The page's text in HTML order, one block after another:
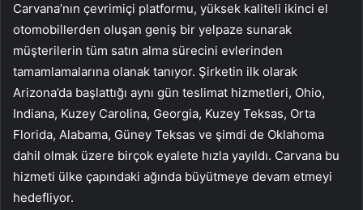
Carvana’nın çevrimiçi platformu, yüksek kaliteli ikinci el
otomobillerden oluşan geniş bir yelpaze sunarak
müşterilerin tüm satın alma sürecini evlerinden
tamamlamalarına olanak tanıyor. Şirketin ilk olarak
Arizona’da başlattığı aynı gün teslimat hizmetleri, Ohio,
Indiana, Kuzey Carolina, Georgia, Kuzey Teksas, Orta
Florida, Alabama, Güney Teksas ve şimdi de Oklahoma
dahil olmak üzere birçok eyalete hızla yayıldı. Carvana bu
hizmeti ülke çapındaki ağında büyütmeye devam etmeyi
hedefliyor.